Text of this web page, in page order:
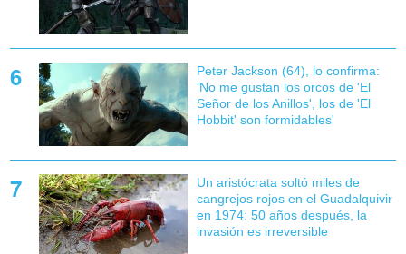
Peter Jackson (64), lo confirma:
'No me gustan los orcos de 'El
Señor de los Anillos', los de 'El
Hobbit' son formidables'
Un aristócrata soltó miles de
cangrejos rojos en el Guadalquivir
en 1974: 50 años después, la
invasión es irreversible